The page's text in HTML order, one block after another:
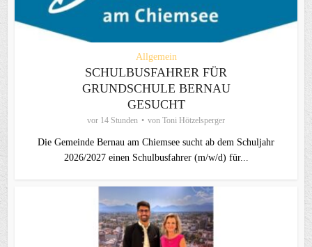
Allgemein
SCHULBUSFAHRER FÜR
GRUNDSCHULE BERNAU
GESUCHT
vor 14 Stunden von Toni Hötzelsperger
Die Gemeinde Bernau am Chiemsee sucht ab dem Schuljahr
2026/2027 einen Schulbusfahrer (m/w/d) für...